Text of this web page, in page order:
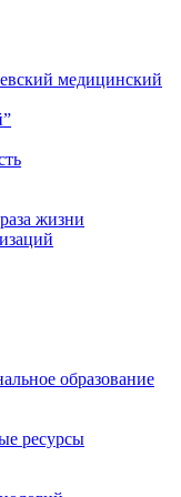
медицинский
жизни
образование
ресурсы